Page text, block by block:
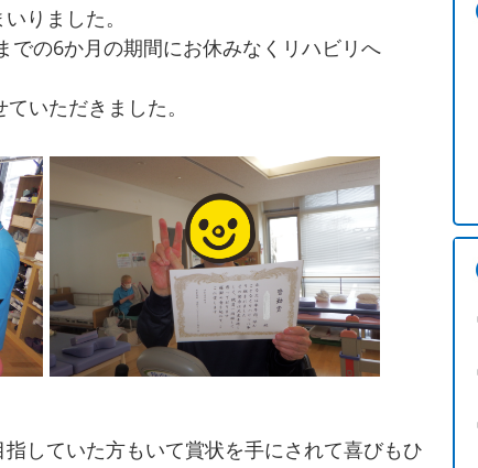
りました。
での6か月の期間にお休みなくリハビリへ
いただきました。
していた方もいて賞状を手にされて喜びもひ